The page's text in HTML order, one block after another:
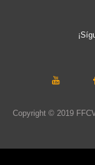
Copyright © 2019